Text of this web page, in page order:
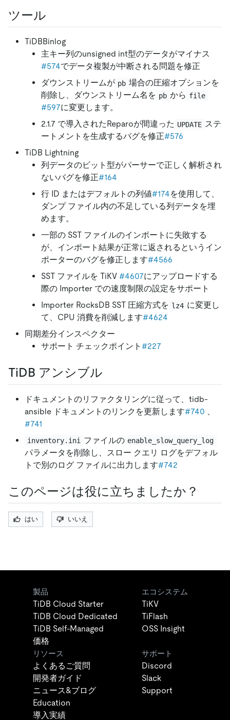
ツール
TiDBBinlog
主キー列のunsigned int型のデータがマイナス
#574でデータ複製が中断される問題を修正
ダウンストリームが pb 場合の圧縮オプションを
削除し、ダウンストリーム名を pb から file
#597に変更します。
2.1.7 で導入されたReparoが間違った UPDATE ステ
ートメントを生成するバグを修正#576
TiDB Lightning
列データのビット型がパーサーで正しく解析され
ないバグを修正#164
行 ID またはデフォルトの列値#174を使用して、
ダンプ ファイル内の不足している列データを埋
めます。
一部の SST ファイルのインポートに失敗する
が、インポート結果が正常に返されるというイン
ポーターのバグを修正します#4566
SST ファイルを TiKV #4607にアップロードする
際の Importer での速度制限の設定をサポート
Importer RocksDB SST 圧縮方式を lz4 に変更し
て、CPU 消費を削減します#4624
同期差分インスペクター
サポート チェックポイント #227
TiDB アンシブル
ドキュメントのリファクタリングに従って、tidb-
ansible ドキュメントのリンクを更新します#740
#741
inventory.ini ファイルの enable_slow_query_log
パラメータを削除し、スロー クエリ ログをデフォル
トで別のログ ファイルに出力します#742
このページは役に立ちましたか？
はい いいえ
製品
TiDB Cloud Starter
TiDB Cloud Dedicated
TiDB Self-Managed
価格
エコシステム
TiKV
TiFlash
OSS Insight
リソース
よくあるご質問
開発者ガイド
ニュース&ブログ
Education
導入実績
サポート
Discord
Slack
Support